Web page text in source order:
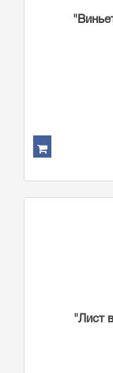
"Лист